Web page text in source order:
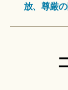
放、尊厳